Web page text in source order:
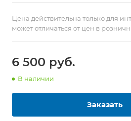
Цена действительна только для
может отличаться от цен в
6 500 руб.
В наличии
Заказать